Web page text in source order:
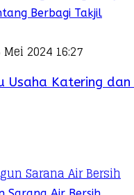
Berbagi Takjil
Mei 2024 16:27
Katering dan